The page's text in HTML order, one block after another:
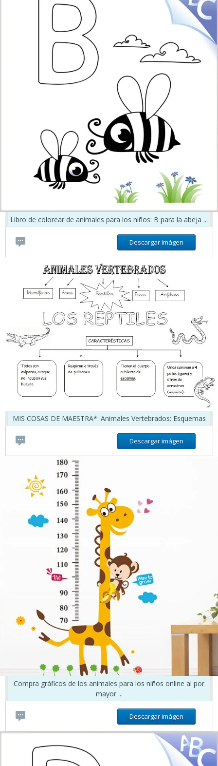
Libro de colorear de animales para los niños: B para la abeja ...
Descargar imágen
MIS COSAS DE MAESTRA*: Animales Vertebrados: Esquemas
Descargar imágen
Compra gráficos de los animales para los niños online al por
mayor ...
Descargar imágen